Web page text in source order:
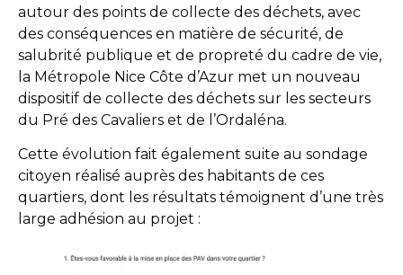
autour des points de collecte des déchets, avec
des conséquences en matière de sécurité, de
salubrité publique et de propreté du cadre de vie,
la Métropole Nice Côte d’Azur met un nouveau
dispositif de collecte des déchets sur les secteurs
du Pré des Cavaliers et de l’Ordaléna.
Cette évolution fait également suite au sondage
citoyen réalisé auprès des habitants de ces
quartiers, dont les résultats témoignent d’une très
large adhésion au projet :